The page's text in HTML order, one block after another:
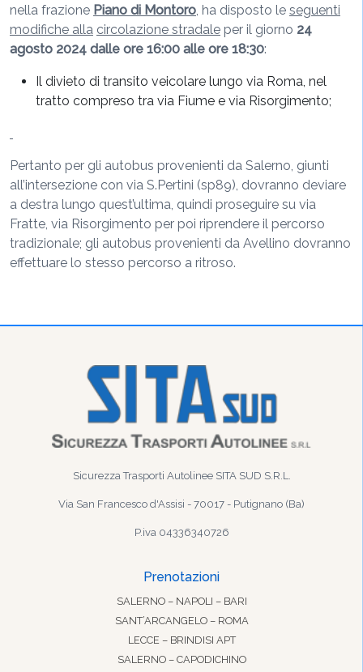
nella frazione Piano di Montoro, ha disposto le seguenti
modifiche alla circolazione stradale per il giorno 24
agosto 2024 dalle ore 16:00 alle ore 18:30:
Il divieto di transito veicolare lungo via Roma, nel
tratto compreso tra via Fiume e via Risorgimento;
Pertanto per gli autobus provenienti da Salerno, giunti
all’intersezione con via S.Pertini (sp89), dovranno deviare
a destra lungo quest’ultima, quindi proseguire su via
Fratte, via Risorgimento per poi riprendere il percorso
tradizionale; gli autobus provenienti da Avellino dovranno
effettuare lo stesso percorso a ritroso.
Sicurezza Trasporti Autolinee SITA SUD S.R.L.
Via San Francesco d'Assisi - 70017 - Putignano (Ba)
P.iva 04336340726
Prenotazioni
SALERNO – NAPOLI – BARI
SANT’ARCANGELO – ROMA
LECCE – BRINDISI APT
SALERNO – CAPODICHINO